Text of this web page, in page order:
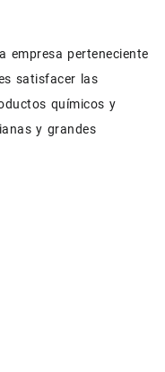
empresa perteneciente
satisfacer las
químicos y
y grandes